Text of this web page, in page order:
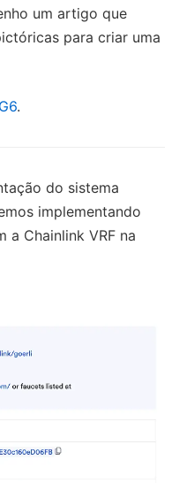
um artigo que
para criar uma
.
do sistema
implementando
a Chainlink VRF na